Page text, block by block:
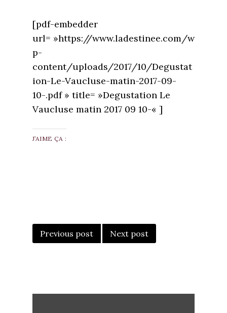
[pdf-embedder
url= »https://www.ladestinee.com/w
p-
content/uploads/2017/10/Degustat
ion-Le-Vaucluse-matin-2017-09-
10-.pdf » title= »Degustation Le
Vaucluse matin 2017 09 10-« ]
J’AIME ÇA :
NAVIGATION
Previous post Next post